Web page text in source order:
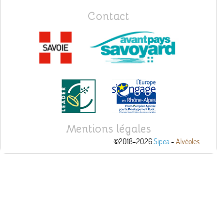
Contact
Mentions légales
©2018-2026Sipea -Alvéoles